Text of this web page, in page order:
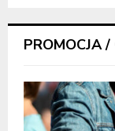
PROMOCJA